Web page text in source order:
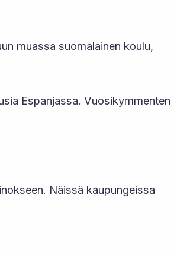
muassa suomalainen koulu,
Espanjassa. Vuosikymmenten
Näissä kaupungeissa